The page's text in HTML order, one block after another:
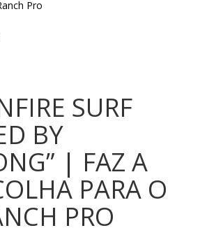
SURF
BY
| FAZ A
PARA O
PRO